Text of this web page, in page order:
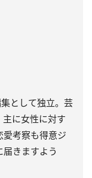
として独立。芸
に女性に対す
考察も得意ジ
きますよう